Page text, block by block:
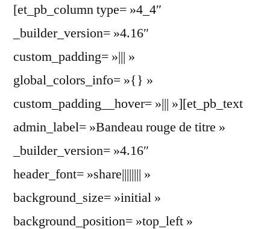
[et_pb_column type= »4_4″
_builder_version= »4.16″
custom_padding= »||| »
global_colors_info= »{} »
custom_padding__hover= »||| »][et_pb_text
admin_label= »Bandeau rouge de titre »
_builder_version= »4.16″
header_font= »share|||||||| »
background_size= »initial »
background_position= »top_left »